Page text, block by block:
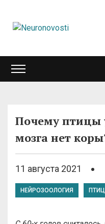
Почему птицы
мозга нет
11 августа 2021
НЕЙРОЗООЛОГИЯ